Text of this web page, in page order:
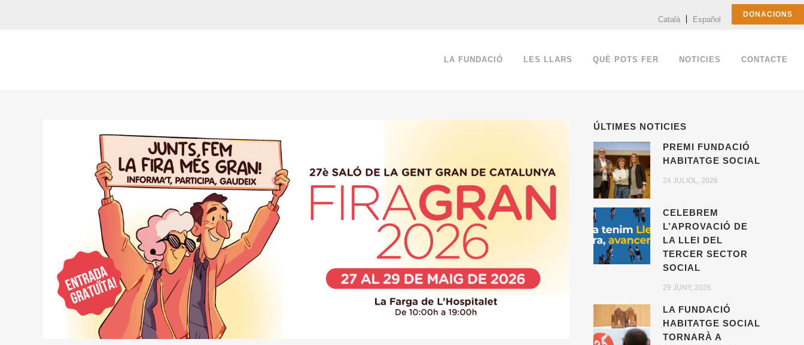
Català Español
DONACIONS
LA FUNDACIÓ LES LLARS QUÈ POTS FER NOTICIES CONTACTE
ÚLTIMES NOTICIES
PREMI FUNDACIÓ
HABITATGE SOCIAL
24 JULIOL, 2026
CELEBREM
L’APROVACIÓ DE
LA LLEI DEL
TERCER SECTOR
SOCIAL
29 JUNY, 2026
LA FUNDACIÓ
HABITATGE SOCIAL
TORNARÀ A